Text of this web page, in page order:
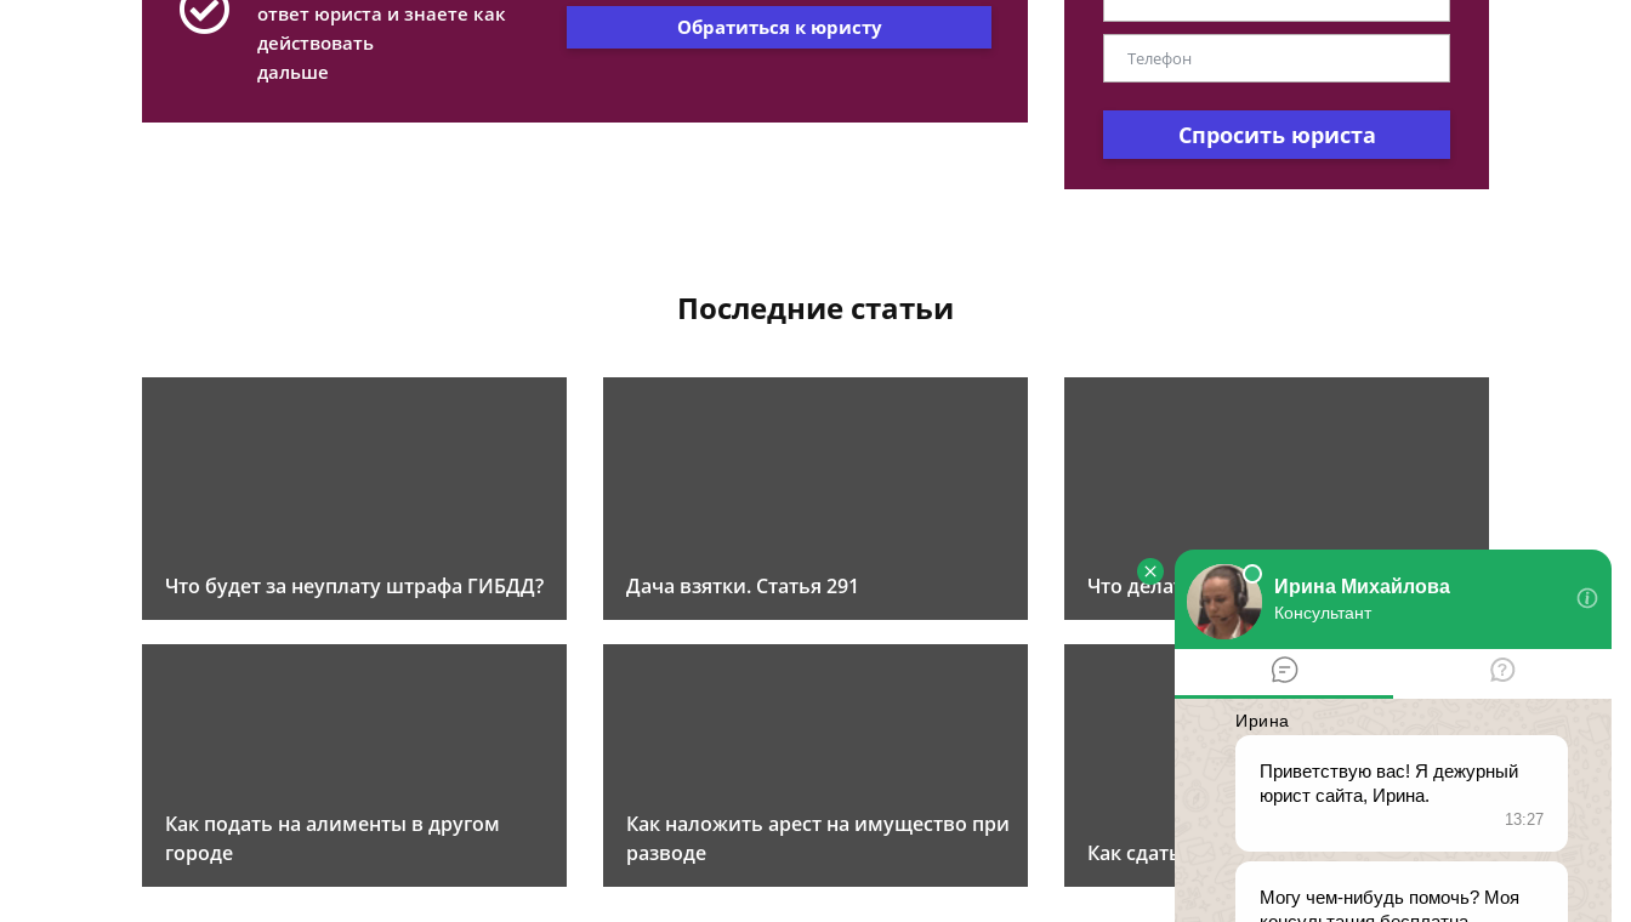
ответ юриста и знаете как
действовать
дальше
Обратиться к юристу
Спросить юриста
Последние статьи
Что будет за неуплату штрафа ГИБДД? Дача взятки. Статья 291 Что делать, если вымогают деньги?
Как подать на алименты в другом
городе
Как наложить арест на имущество при
разводе
Как сдать ребенка в интернат?